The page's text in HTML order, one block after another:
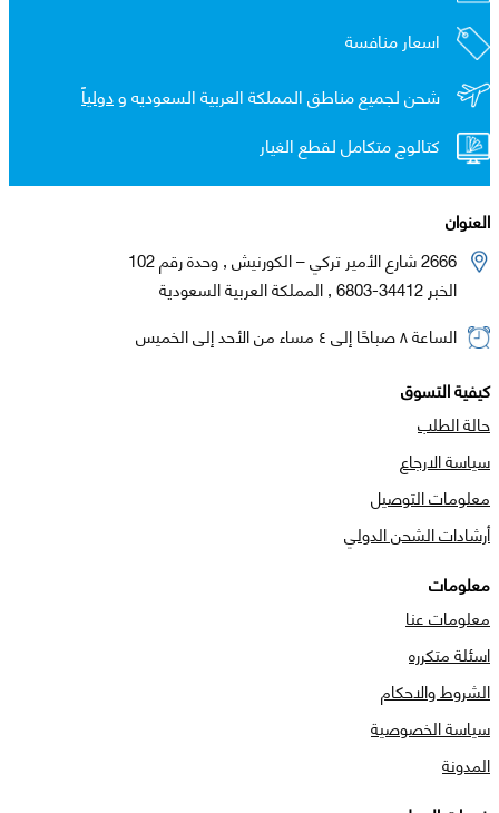
اسعار منافسة
شحن لجميع مناطق المملكة العربية السعوديه ودولياً
كتالوج متكامل لقطع الغيار
العنوان
2666 شارع الأمير تركي – الكورنيش , وحدة رقم 102
الخبر 34412-6803 , المملكة العربية السعودية
الساعة ٨ صباحًا إلى ٤ مساء من الأحد إلى الخميس
كيفية التسوق
حالة الطلب
سياسة الارجاع
معلومات التوصيل
أرشادات الشحن الدولي
معلومات
معلومات عنا
اسئلة متكرره
الشروط والاحكام
سياسة الخصوصية
المدونة